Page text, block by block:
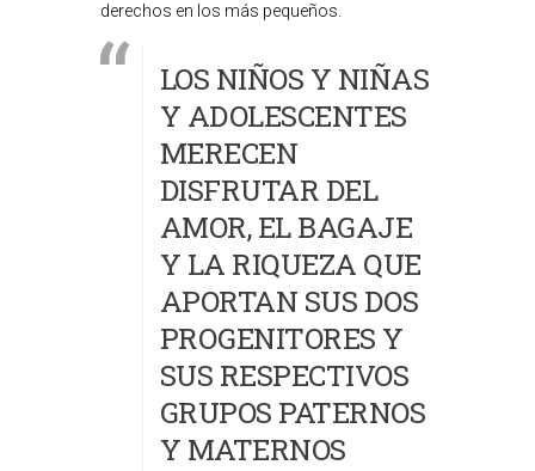
derechos en los más pequeños.
LOS NIÑOS Y NIÑAS
Y ADOLESCENTES
MERECEN
DISFRUTAR DEL
AMOR, EL BAGAJE
Y LA RIQUEZA QUE
APORTAN SUS DOS
PROGENITORES Y
SUS RESPECTIVOS
GRUPOS PATERNOS
Y MATERNOS